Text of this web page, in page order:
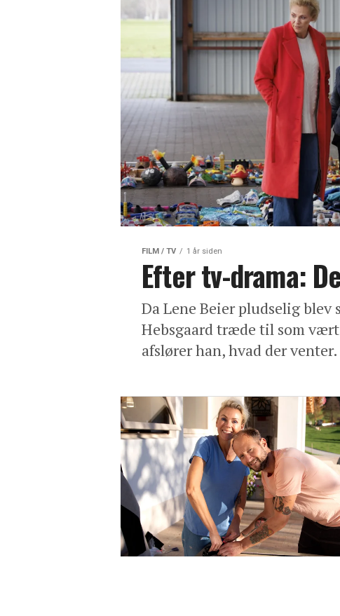
FILM / TV 1 år siden
Efter tv-drama:
Da Lene Beier pludselig blev
Hebsgaard træde til som
afslører han, hvad der